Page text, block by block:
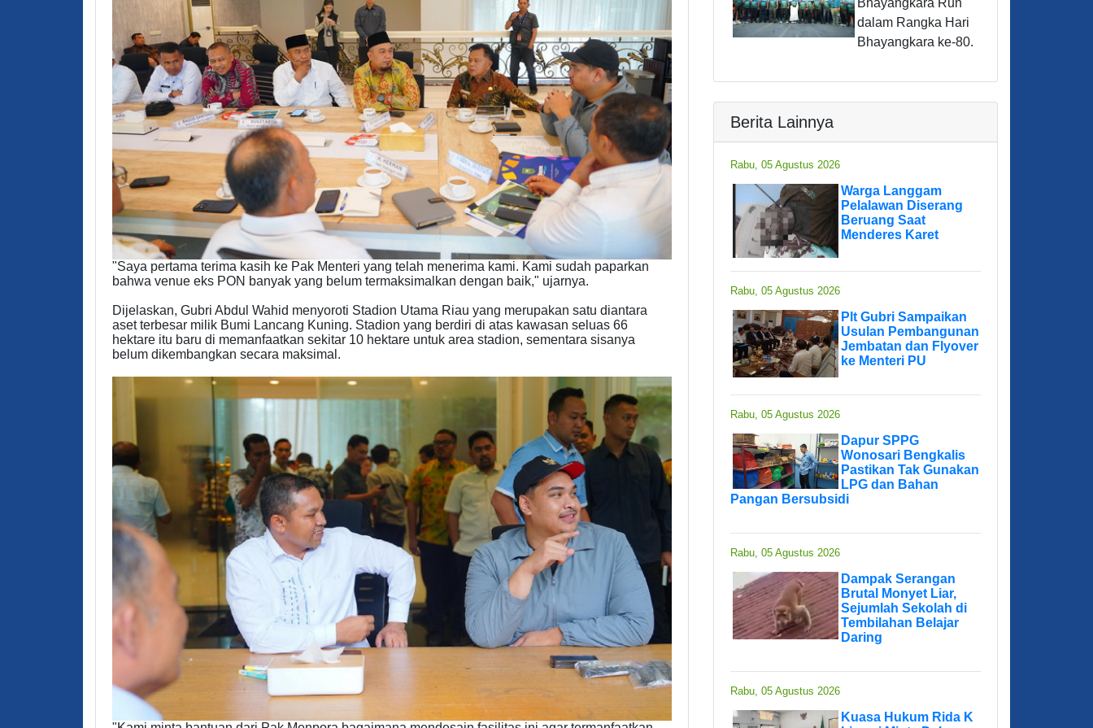
"Saya pertama terima kasih ke Pak Menteri yang telah menerima kami. Kami sudah paparkan
bahwa venue eks PON banyak yang belum termaksimalkan dengan baik," ujarnya.
Dijelaskan, Gubri Abdul Wahid menyoroti Stadion Utama Riau yang merupakan satu diantara
aset terbesar milik Bumi Lancang Kuning. Stadion yang berdiri di atas kawasan seluas 66
hektare itu baru di memanfaatkan sekitar 10 hektare untuk area stadion, sementara sisanya
belum dikembangkan secara maksimal.
Bhayangkara Run
dalam Rangka Hari
Bhayangkara ke-80.
Berita Lainnya
Rabu, 05 Agustus 2026
Warga Langgam
Pelalawan Diserang
Beruang Saat
Menderes Karet
Rabu, 05 Agustus 2026
Plt Gubri Sampaikan
Usulan Pembangunan
Jembatan dan Flyover
ke Menteri PU
Rabu, 05 Agustus 2026
Dapur SPPG
Wonosari Bengkalis
Pastikan Tak Gunakan
LPG dan Bahan
Pangan Bersubsidi
Rabu, 05 Agustus 2026
Dampak Serangan
Brutal Monyet Liar,
Sejumlah Sekolah di
Tembilahan Belajar
Daring
Rabu, 05 Agustus 2026
Kuasa Hukum Rida K